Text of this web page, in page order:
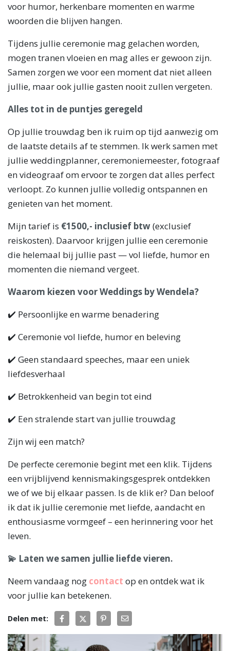
voor humor, herkenbare momenten en warme
woorden die blijven hangen.
Tijdens jullie ceremonie mag gelachen worden,
mogen tranen vloeien en mag alles er gewoon zijn.
Samen zorgen we voor een moment dat niet alleen
jullie, maar ook jullie gasten nooit zullen vergeten.
Alles tot in de puntjes geregeld
Op jullie trouwdag ben ik ruim op tijd aanwezig om
de laatste details af te stemmen. Ik werk samen met
jullie weddingplanner, ceremoniemeester, fotograaf
en videograaf om ervoor te zorgen dat alles perfect
verloopt. Zo kunnen jullie volledig ontspannen en
genieten van het moment.
Mijn tarief is €1500,- inclusief btw(exclusief
reiskosten). Daarvoor krijgen jullie een ceremonie
die helemaal bij jullie past — vol liefde, humor en
momenten die niemand vergeet.
Waarom kiezen voor Weddings by Wendela?
✔️ Persoonlijke en warme benadering
✔️ Ceremonie vol liefde, humor en beleving
✔️ Geen standaard speeches, maar een uniek
liefdesverhaal
✔️ Betrokkenheid van begin tot eind
✔️ Een stralende start van jullie trouwdag
Zijn wij een match?
De perfecte ceremonie begint met een klik. Tijdens
een vrijblijvend kennismakingsgesprek ontdekken
we of we bij elkaar passen. Is de klik er? Dan beloof
ik dat ik jullie ceremonie met liefde, aandacht en
enthousiasme vormgeef – een herinnering voor het
leven.
💫 Laten we samen jullie liefde vieren.
Neem vandaag nog contact op en ontdek wat ik
voor jullie kan betekenen.
Delen met: